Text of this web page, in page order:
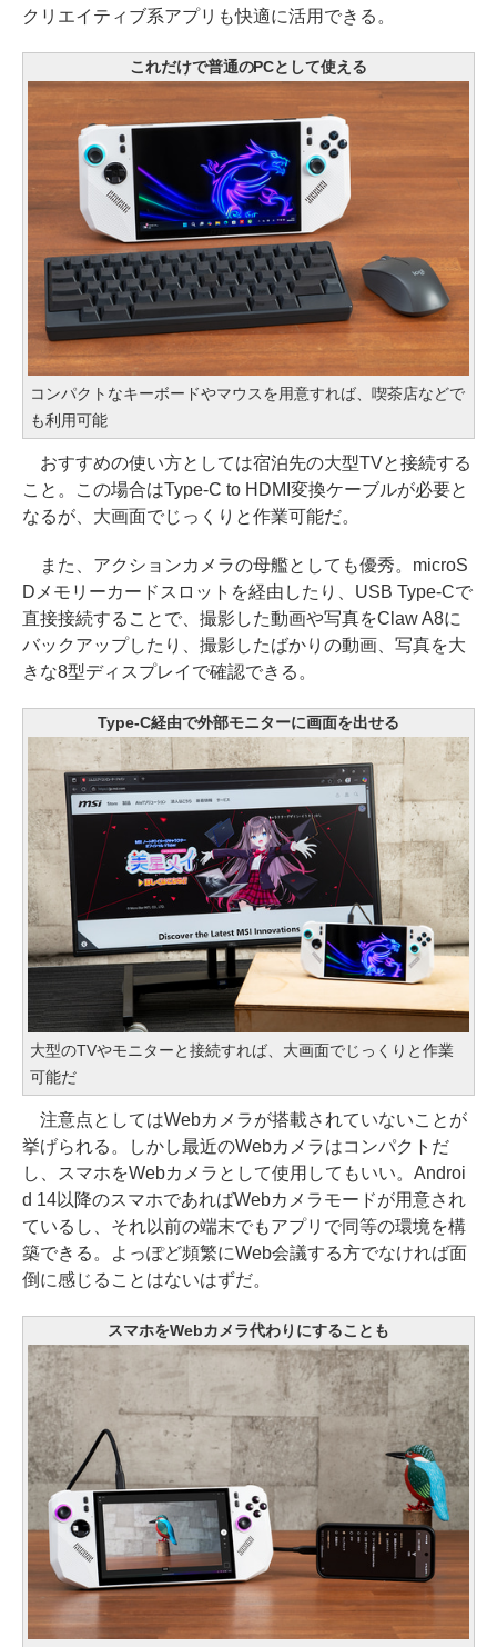
クリエイティブ系アプリも快適に活用できる。
これだけで普通のPCとして使える
コンパクトなキーボードやマウスを用意すれば、喫茶店などで
も利用可能
おすすめの使い方としては宿泊先の大型TVと接続する
こと。この場合はType-C to HDMI変換ケーブルが必要と
なるが、大画面でじっくりと作業可能だ。
また、アクションカメラの母艦としても優秀。microS
Dメモリーカードスロットを経由したり、USB Type-Cで
直接接続することで、撮影した動画や写真をClaw A8に
バックアップしたり、撮影したばかりの動画、写真を大
きな8型ディスプレイで確認できる。
Type-C経由で外部モニターに画面を出せる
大型のTVやモニターと接続すれば、大画面でじっくりと作業
可能だ
注意点としてはWebカメラが搭載されていないことが
挙げられる。しかし最近のWebカメラはコンパクトだ
し、スマホをWebカメラとして使用してもいい。Androi
d 14以降のスマホであればWebカメラモードが用意され
ているし、それ以前の端末でもアプリで同等の環境を構
築できる。よっぽど頻繁にWeb会議する方でなければ面
倒に感じることはないはずだ。
スマホをWebカメラ代わりにすることも